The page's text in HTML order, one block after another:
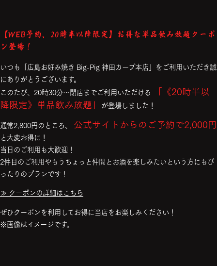
【WEB予約、20時半以降限定】お得な単品飲み放題クーポ
ン登場！
いつも「広島お好み焼き Big-Pig 神田カープ本店」をご利用いただき誠
にありがとうございます。
このたび、20時30分～閉店までご利用いただける
「《20時半以
降限定》単品飲み放題」
が登場しました！
通常2,800円のところ、 公式サイトからのご予約で2,000円
と大変お得に！
当日のご利用も大歓迎！
2件目のご利用やもうちょっと仲間とお酒を楽しみたいという方にもぴ
ったりのプランです！
≫ クーポンの詳細はこちら
ぜひクーポンを利用してお得に当店をお楽しみください！
※画像はイメージです。